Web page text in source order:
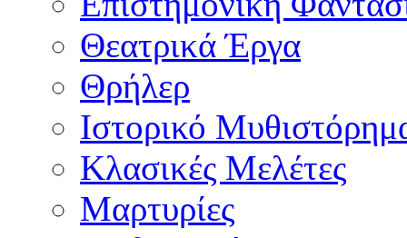
Θεατρικά Έργα
Θρήλερ
Ιστορικό
Κλασικές Μελέτες
Μαρτυρίες